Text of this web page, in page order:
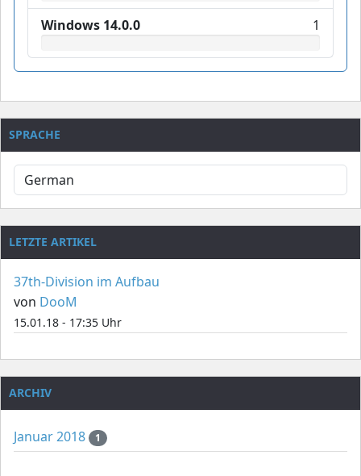
Windows 14.0.0 1
SPRACHE
LETZTE ARTIKEL
37th-Division im Aufbau
von DooM
15.01.18 - 17:35 Uhr
ARCHIV
Januar 2018 1